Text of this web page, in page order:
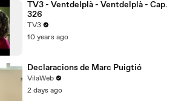
TV3 - Ventdelplà - Ventdelplà - Cap.
326
TV3
10 years ago
Declaracions de Marc Puigtió
VilaWeb
2 days ago